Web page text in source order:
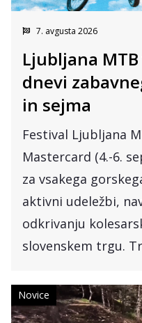
7. avgusta 2026
Ljubljana
dnevi
in sejma
Festival Ljubljana
Mastercard (4.-6.
za vsakega
aktivni udeležbi,
odkrivanju
slovenskem trgu.
Novice